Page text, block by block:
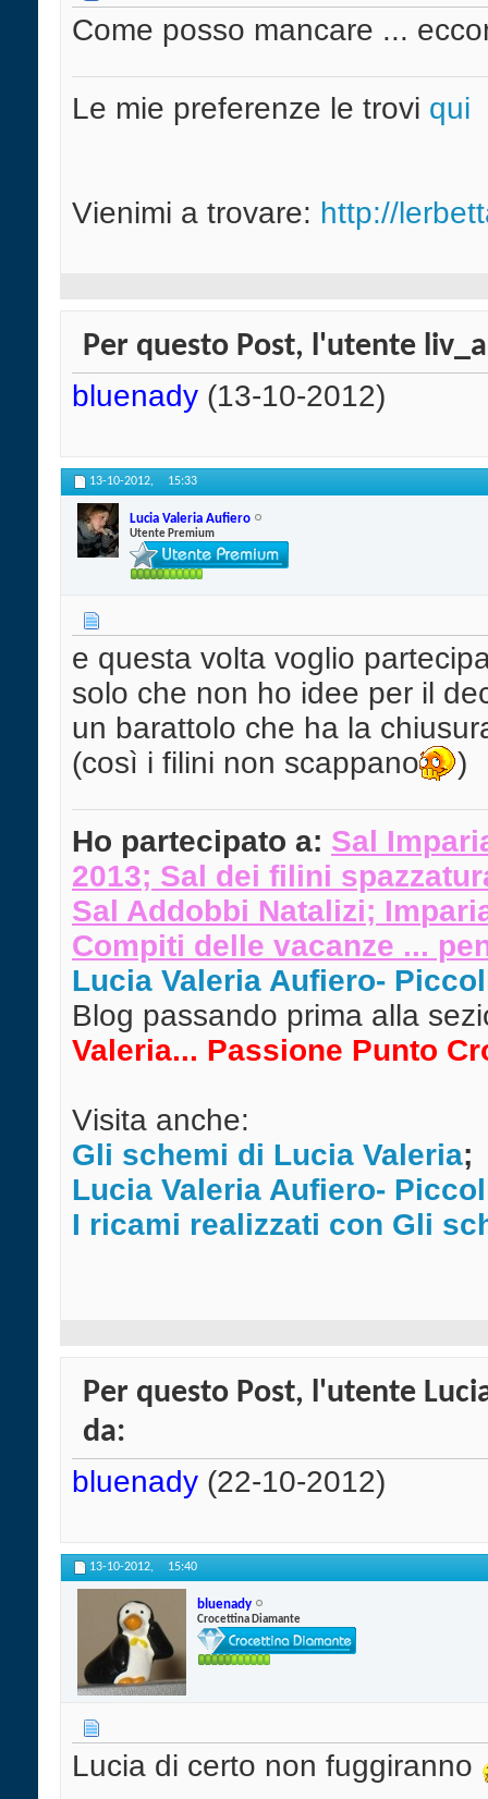
Come posso mancare ...
Le mie preferenze le trovi qui
Vienimi a trovare: http://
Per questo Post, l'utente
bluenady (13-10-2012)
13-10-2012, 15:33
Lucia Valeria Aufiero
Utente Premium
e questa volta voglio
solo che non ho idee per il
un barattolo che ha la
(così i filini non scappano
)
Ho partecipato a: Sal
2013; Sal dei filini
Sal Addobbi Natalizi; Im
Compiti delle vacanze ...
Lucia Valeria Aufiero-
Blog passando prima alla
Valeria... Passione Punto
Visita anche:
Gli schemi di Lucia Valeria;
Lucia Valeria Aufiero-
I ricami realizzati con Gli
Per questo Post, l'utente
da:
bluenady (22-10-2012)
13-10-2012, 15:40
bluenady
Crocettina Diamante
Lucia di certo non fuggiranno